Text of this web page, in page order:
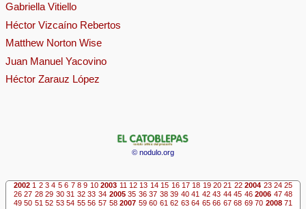
Gabriella Vitiello
Héctor Vizcaíno Rebertos
Matthew Norton Wise
Juan Manuel Yacovino
Héctor Zarauz López
© nodulo.org